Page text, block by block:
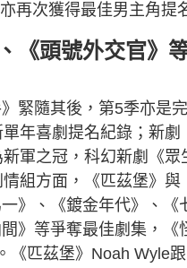
再次獲得最佳男主角提
《頭號外交官》
緊隨其後，第5季亦是
年喜劇提名紀錄；新劇
軍之冠，科幻新劇《眾
組方面，《匹茲堡》與
》、《鍍金年代》、《
》等爭奪最佳劇集，《
《匹茲堡》Noah Wyle